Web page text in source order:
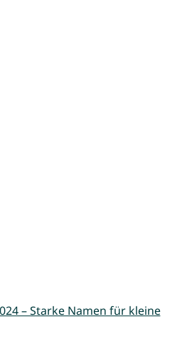
– Starke Namen für kleine